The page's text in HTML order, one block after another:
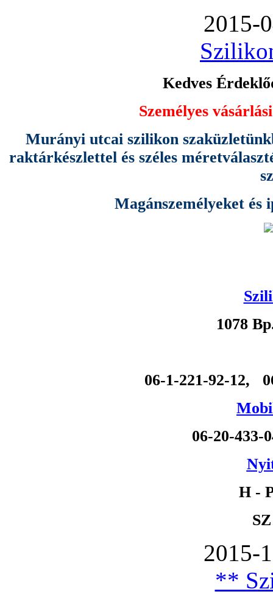
2015-
Kedves
Személyes
Murányi utcai szilikon
raktárkészlettel és széles
Magánszemélyeket és
1078
06-1-221-92-12,
06-20-
H -
2015-
**